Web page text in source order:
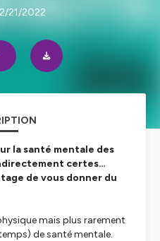
21/2022
la santé mentale des
certes…
de vous donner du
mais plus rarement
de santé mentale.